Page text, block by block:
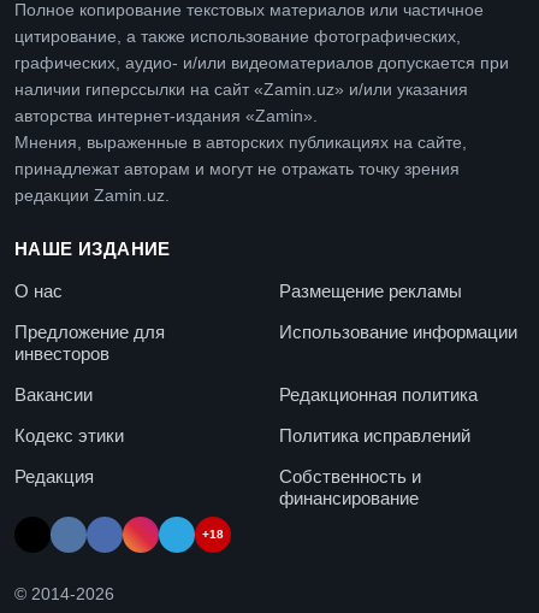
Полное копирование текстовых материалов или частичное
цитирование, а также использование фотографических,
графических, аудио- и/или видеоматериалов допускается при
наличии гиперссылки на сайт «Zamin.uz» и/или указания
авторства интернет-издания «Zamin».
Мнения, выраженные в авторских публикациях на сайте,
принадлежат авторам и могут не отражать точку зрения
редакции Zamin.uz.
НАШЕ ИЗДАНИЕ
О нас
Размещение рекламы
Предложение для
инвесторов
Использование информации
Вакансии
Редакционная политика
Кодекс этики
Политика исправлений
Редакция
Собственность и
финансирование
+18
© 2014-2026